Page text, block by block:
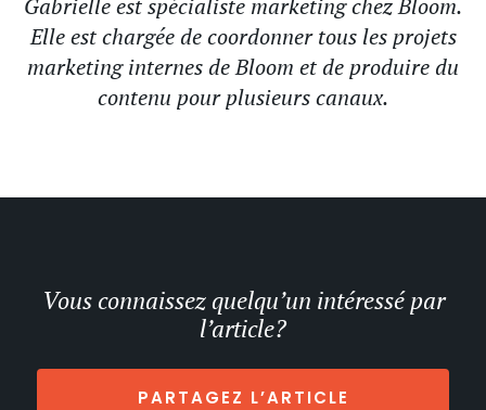
Elle est chargée de coordonner tous les projets
marketing internes de Bloom et de produire du
contenu pour plusieurs canaux.
Vous connaissez quelqu’un intéressé par
l’article?
PARTAGEZ L’ARTICLE